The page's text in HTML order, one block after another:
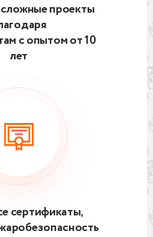
проекты
с опытом от 10
лет
сертификаты,